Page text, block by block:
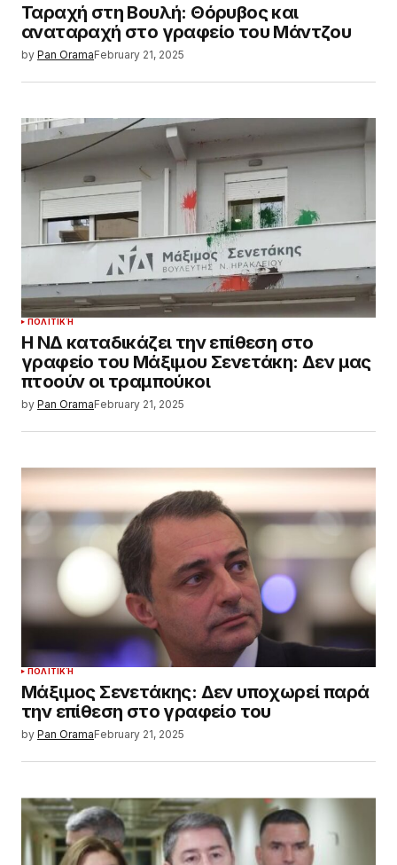
Ταραχή στη Βουλή: Θόρυβος και
αναταραχή στο γραφείο του Μάντζου
by Pan OramaFebruary 21, 2025
ΠΟΛΙΤΙΚΉ
Η ΝΔ καταδικάζει την επίθεση στο
γραφείο του Μάξιμου Σενετάκη: Δεν μας
πτοούν οι τραμπούκοι
by Pan OramaFebruary 21, 2025
ΠΟΛΙΤΙΚΉ
Μάξιμος Σενετάκης: Δεν υποχωρεί παρά
την επίθεση στο γραφείο του
by Pan OramaFebruary 21, 2025